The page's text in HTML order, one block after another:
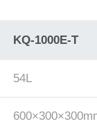
KQ-1000E-T
54L